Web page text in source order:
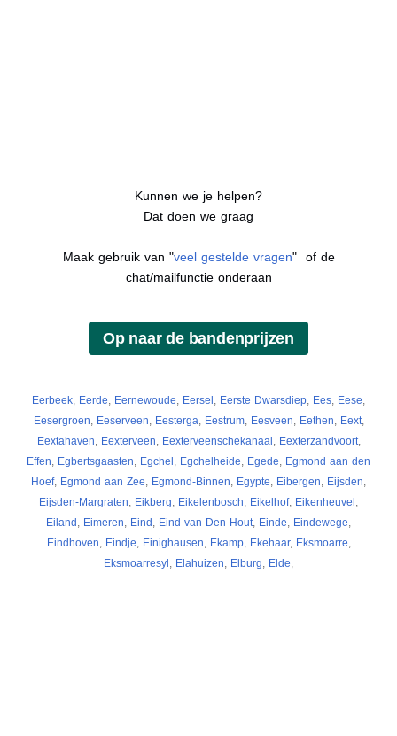
Kunnen we je helpen?
Dat doen we graag
Maak gebruik van "veel gestelde vragen" of de
chat/mailfunctie onderaan
Eerbeek Eerde Eernewoude Eersel Eerste Dwarsdiep Ees Eese
Eesergroen
Eeserveen Eesterga Eestrum, Eesveen Eethen Eext,
Eextahaven
Eexterveen Eexterveenschekanaal Eexterzandvoort,
Effen
Egbertsgaasten Egchel Egchelheide Egede
Egmond aan den
Hoef, Egmond aan Zee Egmond-Binnen Egypte Eibergen Eijsden
Eijsden-Margraten
Eikberg Eikelenbosch Eikelhof, Eikenheuvel
Eiland
Eimeren Eind Eind van Den Hout Einde Eindewege
Eindhoven
Eindje Einighausen Ekamp, Ekehaar, Eksmoarre
Eksmoarresyl
Elahuizen Elburg Elde